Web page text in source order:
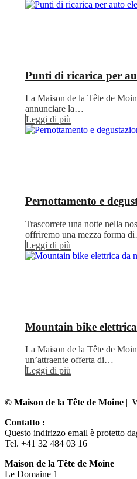
Punti di ricarica per
La Maison de la Tête de
annunciare la…
Leggi di più
Pernottamento e
Trascorrete una notte nella
offriremo una mezza forma
Leggi di più
Mountain bike
La Maison de la Tête de
un’attraente offerta di…
Leggi di più
© Maison de la Tête de Moine |
Contatto :
Questo indirizzo email è protetto
Tel. +41 32 484 03 16
Maison de la Tête de Moine
Le Domaine 1